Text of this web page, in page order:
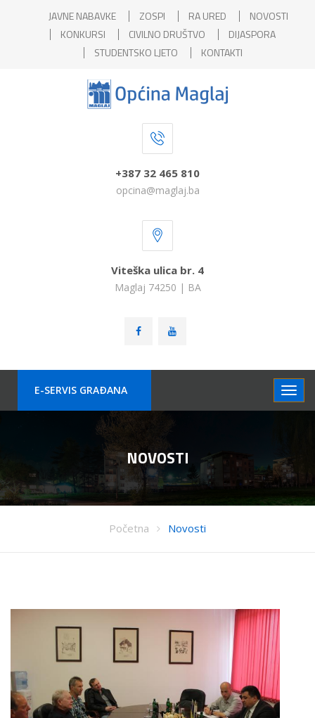
JAVNE NABAVKE ZOSPI RA URED
NOVOSTI
KONKURSI
CIVILNO DRUŠTVO
DIJASPORA
STUDENTSKO LJETO
KONTAKTI
+387 32 465 810
opcina@maglaj.ba
Viteška ulica br. 4
Maglaj 74250 | BA
E-SERVIS GRAÐANA
NOVOSTI
Početna Novosti